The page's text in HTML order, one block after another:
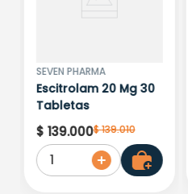
SEVEN PHARMA
Escitrolam 20 Mg 30
Tabletas
$ 139.000$139.010
1